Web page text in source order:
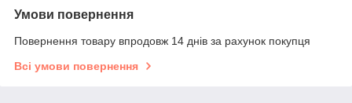
Умови повернення
Повернення товару впродовж 14 днів за рахунок покупця
Всі умови повернення